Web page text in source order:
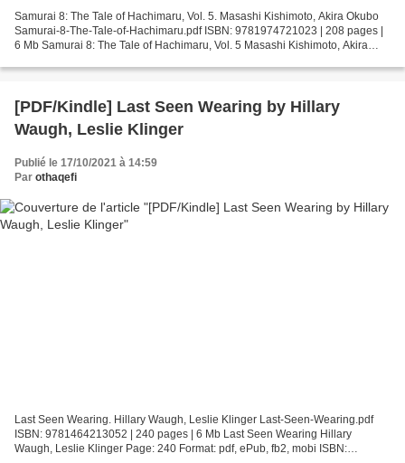
Samurai 8: The Tale of Hachimaru, Vol. 5. Masashi Kishimoto, Akira Okubo
Samurai-8-The-Tale-of-Hachimaru.pdf ISBN: 9781974721023 | 208 pages |
6 Mb Samurai 8: The Tale of Hachimaru, Vol. 5 Masashi Kishimoto, Akira
[PDF/Kindle] Last Seen Wearing by Hillary
Waugh, Leslie Klinger
Publié le 17/10/2021 à 14:59
Par othaqefi
Last Seen Wearing. Hillary Waugh, Leslie Klinger Last-Seen-Wearing.pdf
ISBN: 9781464213052 | 240 pages | 6 Mb Last Seen Wearing Hillary
Waugh, Leslie Klinger Page: 240 Format: pdf, ePub, fb2, mobi ISBN: